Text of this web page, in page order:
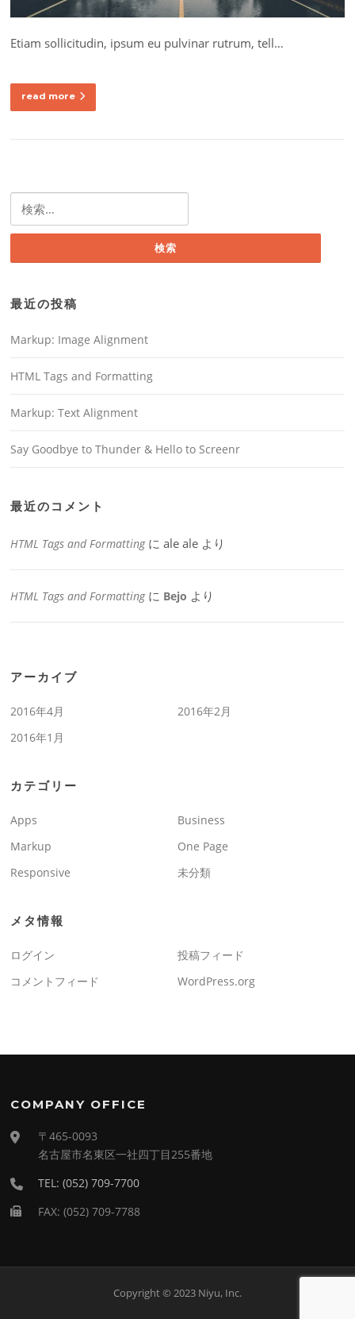
Etiam sollicitudin, ipsum eu pulvinar rutrum, tell…
read more
索:
最近の投稿
Markup: Image Alignment
HTML Tags and Formatting
Markup: Text Alignment
Say Goodbye to Thunder & Hello to Screenr
最近のコメント
HTML Tags and Formattingにale ale より
HTML Tags and Formattingに Bejo より
アーカイブ
2016年4月
2016年2月
2016年1月
カテゴリー
Apps
Business
Markup
One Page
Responsive
未分類
メタ情報
ログイン
投稿フィード
コメントフィード
WordPress.org
COMPANY OFFICE
〒465-0093
名古屋市名東区一社四丁目255番地
TEL: (052) 709-7700
FAX: (052) 709-7788
Copyright © 2023 Niyu, Inc.